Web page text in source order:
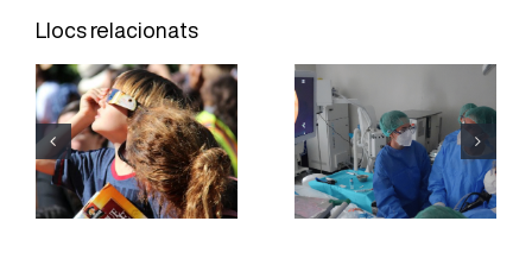
Llocs relacionats
d’Oftalmologia
Joan XXIII
reforça la
divulgació
per una
una tècnica
per obtenir
mostres de
teixit
pulmonar